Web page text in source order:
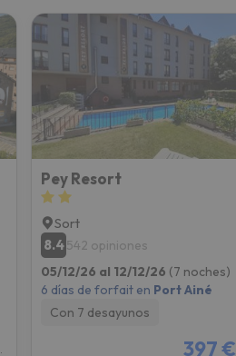
Pey Resort
Sort
8.4542 opiniones
05/12/26 al 12/12/26 (7 noches)
6 días de forfait en Port Ainé
Con 7 desayunos
397 €